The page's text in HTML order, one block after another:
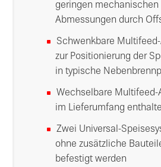
geringen mechanischen
Abmessungen durch
Schwenkbare
zur Positionierung der
in typische
Wechselbare Multifeed-
im Lieferumfang
Zwei Universal-
ohne zusätzliche
befestigt werden